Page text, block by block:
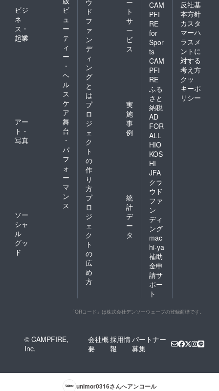
ビジ
ネ
ス・
起業
ビ
ュ
ー
テ
ィ
ー
・
ヘ
ル
ス
ケ
ア
アー
ト・
写真
舞
台
・
パ
フ
ォ
ー
マ
ン
ス
ソー
シャ
ル
グッ
ド
ウ
ド
フ
ァ
ン
デ
ィ
ン
グ
と
は
ー
ト
サ
ー
ビ
ス
プ
ロ
ジ
ェ
ク
ト
の
作
り
方
実
施
事
例
プ
ロ
ジ
ェ
ク
ト
の
広
め
方
統
計
デ
ー
タ
CAM
PFI
RE
for
Spor
ts
CAM
PFI
RE
ふる
さと
納税
AD
FOR
ALL
HIO
KOS
HI
JFA
クラ
ウド
ファ
ン
ディ
ング
mac
hi-ya
補助
金申
請サ
ポー
ト
反社基
本方針
カスタ
マーハ
ラスメ
ントに
対する
考え方
クッ
キーポ
リシー
「QRコード」は株式会社デンソーウェーブの登録商標です。
© CAMPFIRE,
Inc.
会社概
要
採用情
報
パートナー
募集
unimor0316さんへアンコール